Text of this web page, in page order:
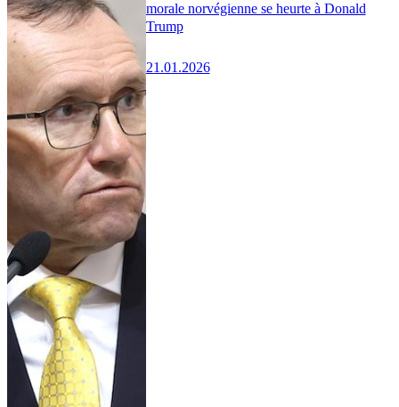
morale norvégienne se heurte à Donald
Trump
21.01.2026